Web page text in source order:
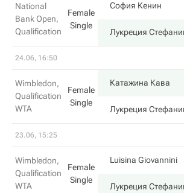
National
Bank Open,
Qualification
Female
Single
София Кенин
Лукреция
24.06, 16:50
Wimbledon,
Qualification
WTA
Female
Single
Катажина Кава
Лукреция
23.06, 15:25
Wimbledon,
Qualification
WTA
Female
Single
Luisina Giovannini
Лукреция